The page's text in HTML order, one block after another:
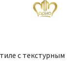
с текстурным